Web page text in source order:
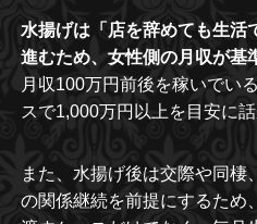
水揚げは「店を辞めても生活
進むため、女性側の月収が基
月収100万円前後を稼いでい
スで1,000万円以上を目安に
また、水揚げ後は交際や同棲
の関係継続を前提にするため